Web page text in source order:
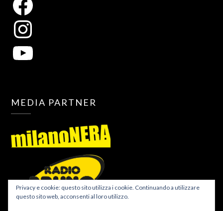
MEDIA PARTNER
Privacy e cookie: questo sito utilizza i cookie. Continuando a utilizzare
questo sito web, acconsenti al loro utilizzo.